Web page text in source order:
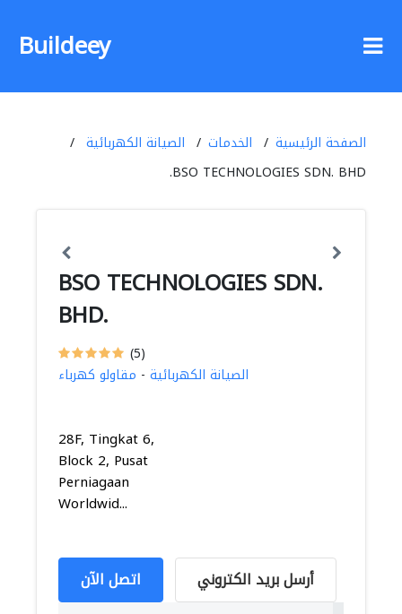
Buildeey
الصفحة الرئيسية الخدمات
الصيانة الكهربائية
BSO TECHNOLOGIES SDN. BHD.
BSO TECHNOLOGIES SDN.
BHD.
(5)
الصيانة الكهربائية - مقاولو كهرباء
28F, Tingkat 6,
Block 2, Pusat
Perniagaan
Worldwid...
اتصل الآن أرسل بريد الكتروني